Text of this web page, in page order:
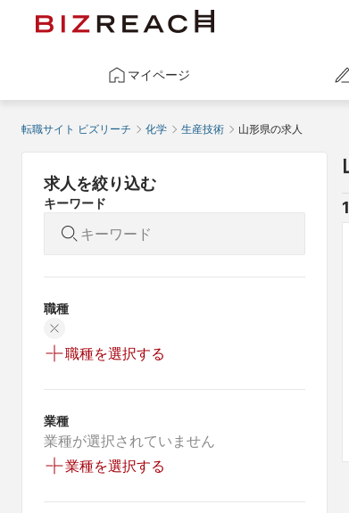
マイページ
転職サイト ビズリーチ 化学 生産技術 山形県の求人
求人を絞り込む
キーワード
職種
職種を選択する
業種
業種が選択されていません
業種を選択する
1